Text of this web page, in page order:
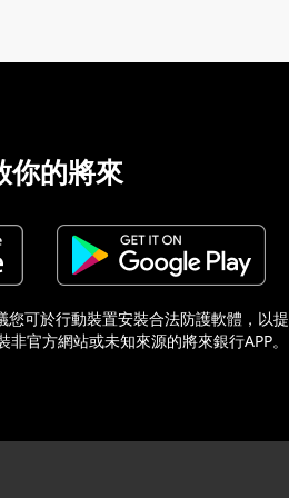
你的將來
可於行動裝置安裝合法防護軟體，以
官方網站或未知來源的將來銀行APP。